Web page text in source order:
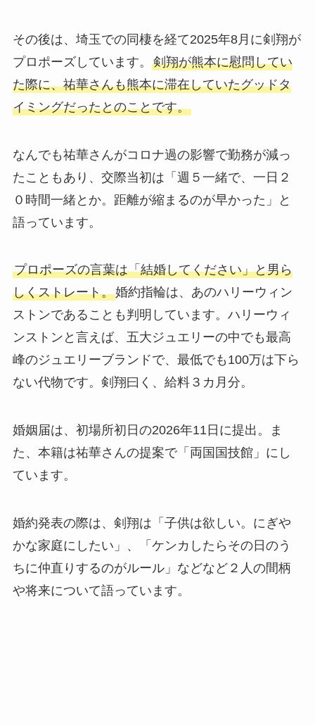
その後は、埼玉での同棲を経て2025年8月に剣翔が
プロポーズしています。 剣翔が熊本に慰問してい
た際に、祐華さんも熊本に滞在していたグッドタ
イミングだったとのことです。
なんでも祐華さんがコロナ過の影響で勤務が減っ
たこともあり、交際当初は「週５一緒で、一日２
０時間一緒とか。距離が縮まるのが早かった」と
語っています。
プロポーズの言葉は「結婚してください」と男ら
しくストレート。婚約指輪は、あのハリーウィン
ストンであることも判明しています。ハリーウィ
ンストンと言えば、五大ジュエリーの中でも最高
峰のジュエリーブランドで、最低でも100万は下ら
ない代物です。剣翔曰く、給料３カ月分。
婚姻届は、初場所初日の2026年11日に提出。ま
た、本籍は祐華さんの提案で「両国国技館」にし
ています。
婚約発表の際は、剣翔は「子供は欲しい。にぎや
かな家庭にしたい」、「ケンカしたらその日のう
ちに仲直りするのがルール」などなど２人の間柄
や将来について語っています。